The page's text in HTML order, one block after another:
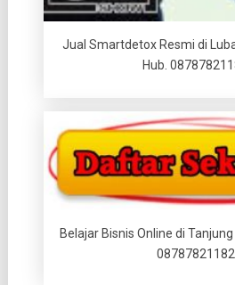
Jual Smartdetox Resmi di
Hub.
Belajar Bisnis Online di